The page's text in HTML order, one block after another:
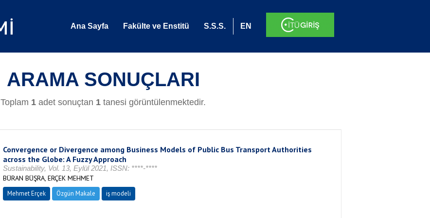
Ana Sayfa Fakülte ve Enstitü S.S.S. EN
ARAMA SONUÇLARI
Toplam 1 adet sonuçtan 1 tanesi görüntülenmektedir.
Convergence or Divergence among Business Models of Public Bus Transport Authorities
across the Globe: A Fuzzy Approach
Sustainability, Vol. 13, Eylül 2021, ISSN: ****-****
BÜRAN BÜŞRA, ERÇEK MEHMET
Mehmet Erçek Özgün Makale iş modeli